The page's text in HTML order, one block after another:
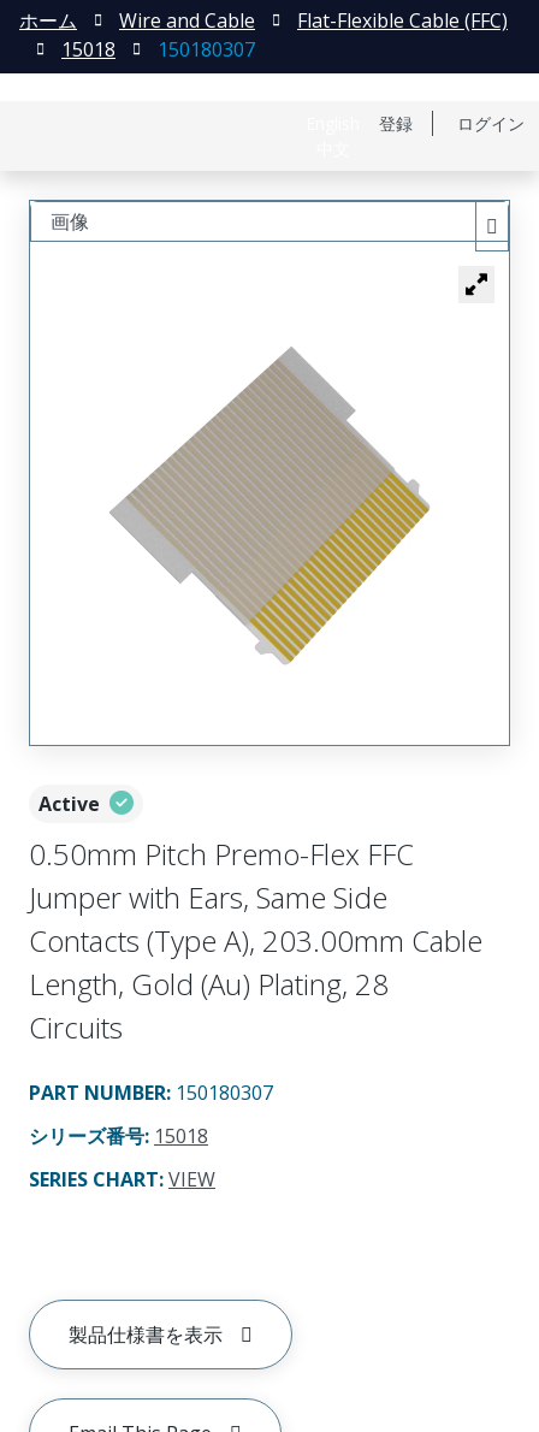
登録 ログイン
ホーム Wire and Cable
Flat-Flexible Cable (FFC)
15018
150180307
Active
0.50mm Pitch Premo-Flex FFC
Jumper with Ears, Same Side
Contacts (Type A), 203.00mm Cable
Length, Gold (Au) Plating, 28
Circuits
PART NUMBER: 150180307
シリーズ番号: 15018
SERIES CHART:VIEW
製品仕様書を表示
画像